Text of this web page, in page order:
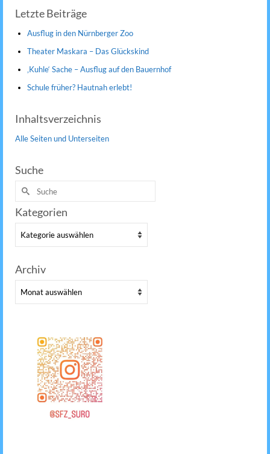
Letzte Beiträge
Ausflug in den Nürnberger Zoo
Theater Maskara – Das Glückskind
‚Kuhle‘ Sache – Ausflug auf den Bauernhof
Schule früher? Hautnah erlebt!
Inhaltsverzeichnis
Alle Seiten und Unterseiten
Suche
Suche
nach:
Kategorien
Kategorien
Archiv
Archiv